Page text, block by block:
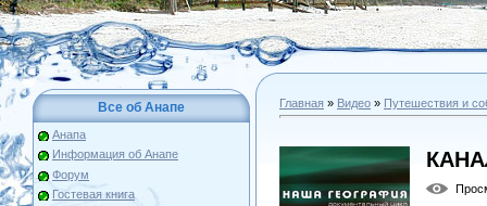
Все об Анапе
Анапа
Информация об Анапе
Форум
Гостевая книга
Главная » Видео » Путешествия и